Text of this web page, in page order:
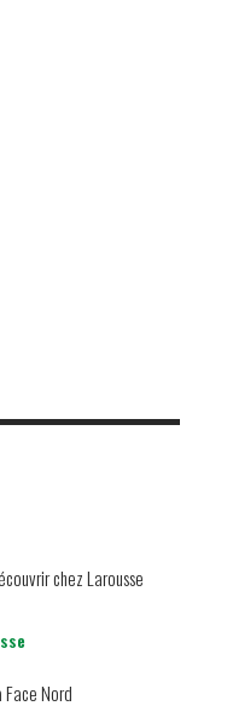
chez Larousse
Face Nord